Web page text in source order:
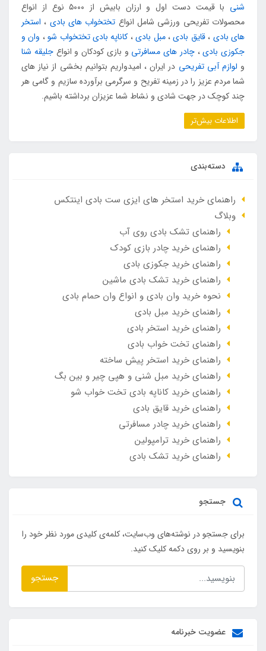
شنی
با قیمت دست اول و ارزان بابیش از ۵۰۰۰ نوع از انواع
محصولات تفریحی ورزشی شامل انواع تختخواب های بادی ، استخر
های بادی ،قایق بادی،مبل بادی، کاناپه بادی تختخواب شو، وان و
جکوزی بادی،چادر های مسافرتی و بازی کودکان و انواعجلیقه شنا
و لوازم آبی تفریحی در ایران ، امیدواریم بتوانیم بخشی از نیاز های
شما مردم عزیز را در زمینه تفریح و سرگرمی برآورده سازیم و گامی هر
چند کوچک در جهت شادی و نشاط شما عزیزان برداشته باشیم.
اطلاعات بیش‌تر
دسته‌بندی
راهنمای خرید استخر های ایزی ست بادی اینتکس
وبلاگ
راهنمای تشک بادی روی آب
راهنمای خرید چادر بازی کودک
راهنمای خرید جکوزی بادی
راهنمای خرید تشک بادی ماشین
نحوه خرید وان بادی و انواع وان حمام بادی
راهنمای خرید مبل بادی
راهنمای خرید استخر بادی
راهنمای تخت خواب بادی
راهنمای خرید استخر پیش ساخته
راهنمای خرید مبل شنی و هپی چیر و بین بگ
راهنمای خرید کاناپه بادی تخت خواب شو
راهنمای خرید قایق بادی
راهنمای خرید چادر مسافرتی
راهنمای خرید ترامپولین
راهنمای خرید تشک بادی
جستجو
برای جستجو در نوشته‌های وب‌سایت، کلمه‌ی کلیدی مورد نظر خود را
بنویسید و بر روی دکمه کلیک کنید.
جستجو
عضویت خبرنامه